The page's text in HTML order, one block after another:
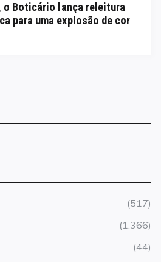
o Boticário lança releitura
para uma explosão de cor
(517)
(1.366)
(44)